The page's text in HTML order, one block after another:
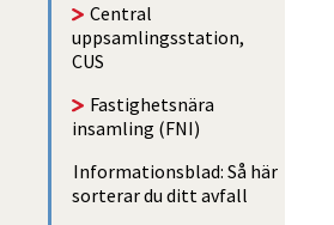
Central
uppsamlingsstation,
CUS
Fastighetsnära
insamling (FNI)
Informationsblad: Så här
sorterar du ditt avfall